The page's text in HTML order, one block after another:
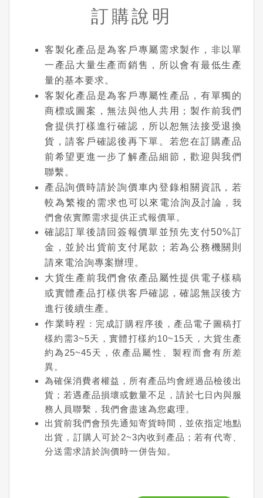
訂購說明
客製化產品是為客戶專屬需求製作，非以單
一產品大量生產而銷售，所以會有最低生產
量的基本要求。
客製化產品是為客戶專屬性產品，有單獨的
商標或圖案，無法與他人共用；製作前我們
會提供打樣進行確認，所以恕無法接受退換
貨，請客戶確認後再下單。若您在訂購產品
前希望更進一步了解產品細節，歡迎與我們
聯繫。
產品詢價時請於詢價車內登錄相關資訊，若
較為繁複的需求也可以來電洽詢及討論 ，我
們會依實際需求提供正式報價單。
確認訂單後請回簽報價單並預先支付50%訂
金，並於出貨前支付尾款；若為公務機關則
請來電洽詢專案辦理。
大貨生產前我們會依產品屬性提供電子樣稿
或實體產品打樣供客戶確認，確認無誤後方
進行後續生產。
作業時程 ：完成訂購程序後，產品電子圖稿打
樣約需3~5天，實體打樣約10~15天，大貨生產
約為25~45天，依產品屬性、製程而會有所差
異。
為確保消費者權益，所有產品均會經過品檢後出
貨；若遇產品損壞或數量不足，請於七日內與服
務人員聯繫，我們會盡速為您處理。
出貨前我們會預先通知寄貨時間，並依指定地點
出貨，訂購人可於2~3內收到產品；若有代寄、
分送需求請於詢價時一併告知。